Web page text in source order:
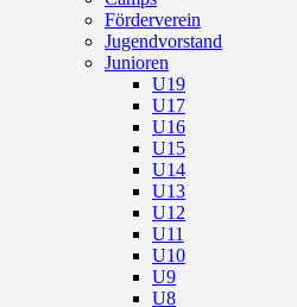
Förderverein
Jugendvorstand
Junioren
U19
U17
U16
U15
U14
U13
U12
U11
U10
U9
U8